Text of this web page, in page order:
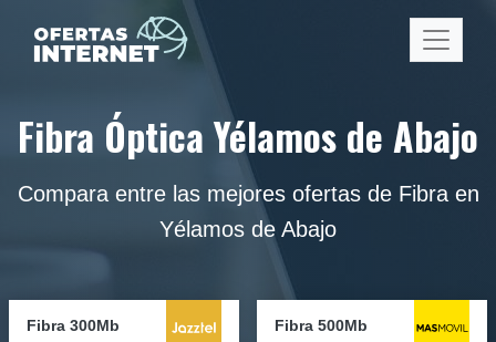
Fibra Óptica Yélamos de Abajo
Compara entre las mejores ofertas de Fibra en
Yélamos de Abajo
Fibra 300Mb Fibra 500Mb